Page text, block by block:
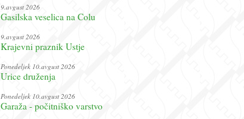
9.avgust 2026
Gasilska veselica na Colu
9.avgust 2026
Krajevni praznik Ustje
Ponedeljek 10.avgust 2026
Urice druženja
Ponedeljek 10.avgust 2026
Garaža - počitniško varstvo